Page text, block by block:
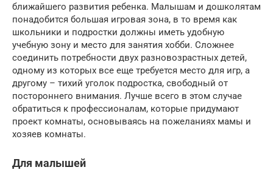
ближайшего развития ребенка. Малышам и дошколятам
понадобится большая игровая зона, в то время как
школьники и подростки должны иметь удобную
учебную зону и место для занятия хобби. Сложнее
соединить потребности двух разновозрастных детей,
одному из которых все еще требуется место для игр, а
другому – тихий уголок подростка, свободный от
постороннего внимания. Лучше всего в этом случае
обратиться к профессионалам, которые придумают
проект комнаты, основываясь на пожеланиях мамы и
хозяев комнаты.
Для малышей